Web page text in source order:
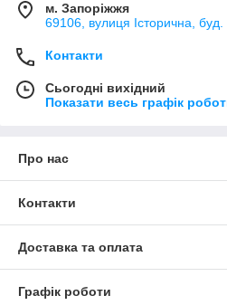
м. Запоріжжя
69106, вулиця Історична,
Контакти
Сьогодні вихідний
Показати весь графік
Про нас
Контакти
Доставка та оплата
Графік роботи